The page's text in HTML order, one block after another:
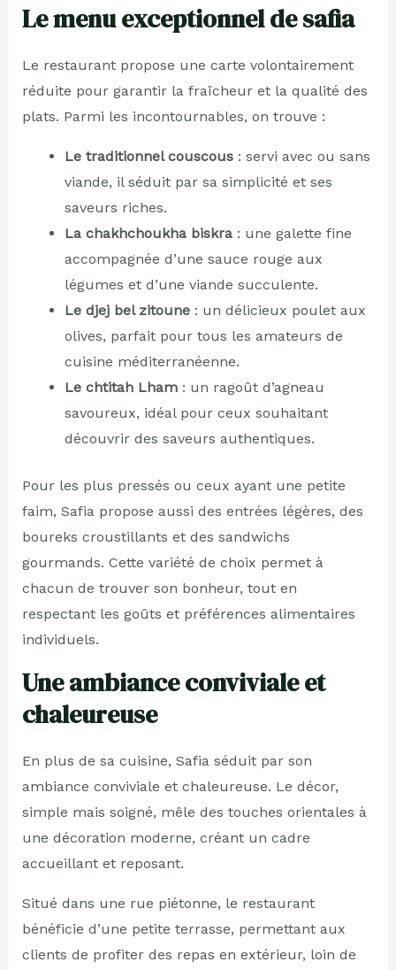
Le menu exceptionnel de safia
Le restaurant propose une carte volontairement
réduite pour garantir la fraîcheur et la qualité des
plats. Parmi les incontournables, on trouve :
Le traditionnel couscous: servi avec ou sans
viande, il séduit par sa simplicité et ses
saveurs riches.
La chakhchoukha biskra: une galette fine
accompagnée d’une sauce rouge aux
légumes et d’une viande succulente.
Le djej bel zitoune: un délicieux poulet aux
olives, parfait pour tous les amateurs de
cuisine méditerranéenne.
Le chtitah Lham: un ragoût d’agneau
savoureux, idéal pour ceux souhaitant
découvrir des saveurs authentiques.
Pour les plus pressés ou ceux ayant une petite
faim, Safia propose aussi des entrées légères, des
boureks croustillants et des sandwichs
gourmands. Cette variété de choix permet à
chacun de trouver son bonheur, tout en
respectant les goûts et préférences alimentaires
individuels.
Une ambiance conviviale et
chaleureuse
En plus de sa cuisine, Safia séduit par son
ambiance conviviale et chaleureuse. Le décor,
simple mais soigné, mêle des touches orientales à
une décoration moderne, créant un cadre
accueillant et reposant.
Situé dans une rue piétonne, le restaurant
bénéficie d’une petite terrasse, permettant aux
clients de profiter des repas en extérieur, loin de